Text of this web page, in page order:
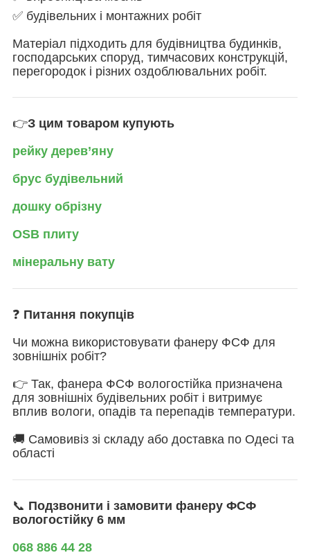
✅ будівельних і монтажних робіт
Матеріал підходить для будівництва будинків,
господарських споруд, тимчасових конструкцій,
перегородок і різних оздоблювальних робіт.
👉З цим товаром купують
рейку дерев’яну
брус будівельний
дошку обрізну
OSB плиту
мінеральну вату
❓ Питання покупців
Чи можна використовувати фанеру ФСФ для
зовнішніх робіт?
👉 Так, фанера ФСФ вологостійка призначена
для зовнішніх будівельних робіт і витримує
вплив вологи, опадів та перепадів температури.
🚚 Самовивіз зі складу або доставка по Одесі та
області
📞 Подзвонити і замовити фанеру ФСФ
вологостійку 6 мм
068 886 44 28